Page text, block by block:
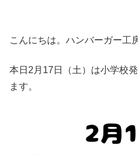
こんにちは。ハンバーガー工
本日2月17日（土）は小学校
ます。